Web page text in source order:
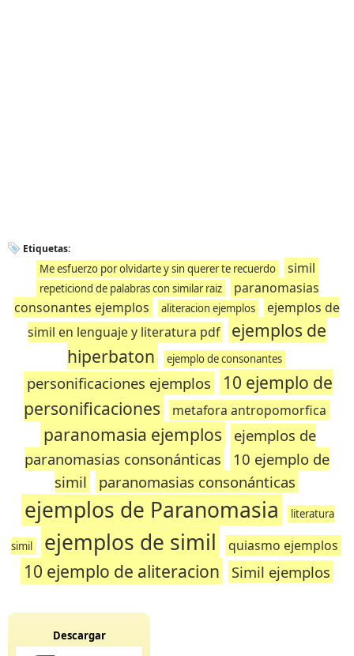
Etiquetas:
Me esfuerzo por olvidarte y sin querer te recuerdo simil
repeticiond de palabras con similar raiz
paranomasias
consonantes ejemplos
aliteracion ejemplos
ejemplos de
simil en lenguaje y literatura pdf
ejemplos de
hiperbaton
ejemplo de consonantes
personificaciones ejemplos
10 ejemplo de
personificaciones
metafora antropomorfica
paranomasia ejemplos
ejemplos de
paranomasias consonánticas
10 ejemplo de
simil
paranomasias consonánticas
ejemplos de Paranomasia literatura
simil ejemplos de simil quiasmo ejemplos
10 ejemplo de aliteracion Simil ejemplos
Descargar